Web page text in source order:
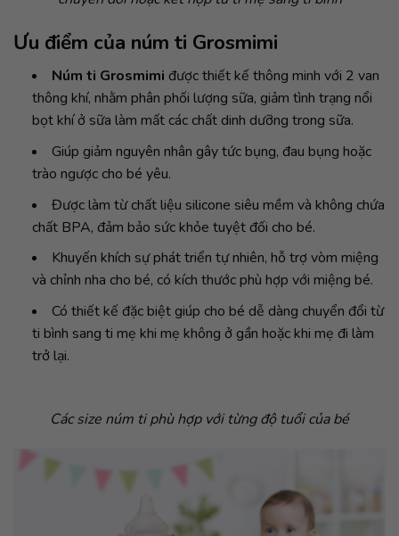
Ưu điểm của núm ti Grosmimi
Núm ti Grosmimi được thiết kế thông minh với 2 van
thông khí, nhằm phân phối lượng sữa, giảm tình trạng nổi
bọt khí ở sữa làm mất các chất dinh dưỡng trong sữa.
Giúp giảm nguyên nhân gây tức bụng, đau bụng hoặc
trào ngược cho bé yêu.
Được làm từ chất liệu silicone siêu mềm và không chứa
chất BPA, đảm bảo sức khỏe tuyệt đối cho bé.
Khuyến khích sự phát triển tự nhiên, hỗ trợ vòm miệng
và chỉnh nha cho bé, có kích thước phù hợp với miệng bé.
Có thiết kế đặc biệt giúp cho bé dễ dàng chuyển đổi từ
ti bình sang ti mẹ khi mẹ không ở gần hoặc khi mẹ đi làm
trở lại.
Các size núm ti phù hợp với từng độ tuổi của bé